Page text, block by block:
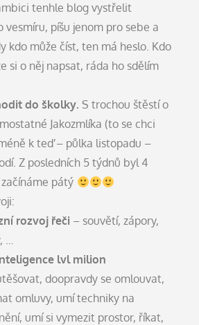
tenhle blog vystřelit
vesmíru, píšu jenom pro sebe a
kdo může číst, ten má heslo. Kdo
si o něj napsat, ráda ho sdělím
do školky. S trochou štěstí o
Jakozmlíka (to se chci
k teď – půlka listopadu –
Z posledních 5 týdnů byl 4
pátý
rozvoj řeči – souvětí, zápory,
…
lvl milion
doopravdy se omlouvat,
omluvy, umí techniky na
umí si vymezit prostor, říkat,